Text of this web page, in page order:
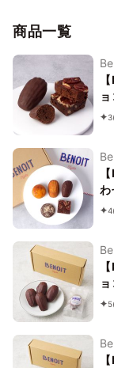
商品一覧
3
4
ョ
5